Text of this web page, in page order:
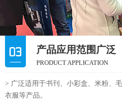
产品应用范围广泛
PRODUCT APPLICATION
> 广泛适用于书刊、小彩盒、米粉、
衣服等产品。